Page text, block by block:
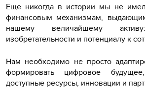
Еще никогда в истории мы не
финансовым механизмам,
нашему величайшему
изобретательности и потенциалу к
Нам необходимо не просто
формировать цифровое
доступные ресурсы, инновации и